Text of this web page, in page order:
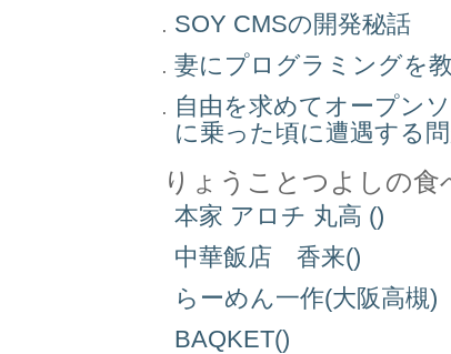
SOY CMSの開発秘話
妻にプログラミングを
自由を求めてオープン
に乗った頃に遭遇する
りょうことつよしの食
本家 アロチ 丸高 ()
中華飯店 香来()
らーめん一作(大阪高槻)
BAQKET()